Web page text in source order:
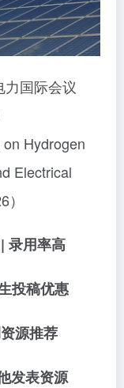
国际会议
Hydrogen
Electrical
录用率高
投稿优惠
源推荐
发表资源